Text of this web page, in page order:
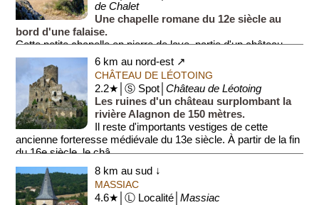
de Chalet
Une chapelle romane du 12e siècle au
bord d'une falaise.
Cette petite chapelle en pierre de lave, partie d'un château
féodal disparu, se trouve au bord d'une falaise.
Le 22 juillet, jour de ...
6 km au nord-est ↗
CHÂTEAU DE LÉOTOING
2.2★│Ⓢ Spot│Château de Léotoing
Les ruines d'un château surplombant la
rivière Alagnon de 150 mètres.
Il reste d'importants vestiges de cette
ancienne forteresse médiévale du 13e siècle. À partir de la fin
du 16e siècle, le châ...
8 km au sud ↓
MASSIAC
4.6★│Ⓛ Localité│Massiac